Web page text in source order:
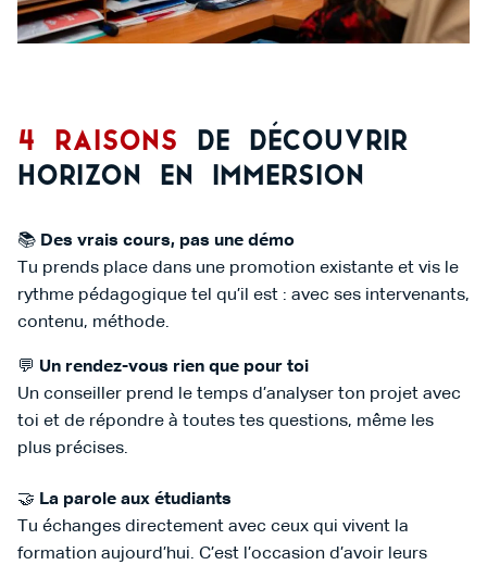
4 Raisons de découvrir
horizon en immersion
📚 Des vrais cours, pas une démo
Tu prends place dans une promotion existante et vis le
rythme pédagogique tel qu’il est : avec ses intervenants,
contenu, méthode.
💬 Un rendez-vous rien que pour toi
Un conseiller prend le temps d’analyser ton projet avec
toi et de répondre à toutes tes questions, même les
plus précises.
🤝 La parole aux étudiants
Tu échanges directement avec ceux qui vivent la
formation aujourd’hui. C’est l’occasion d’avoir leurs